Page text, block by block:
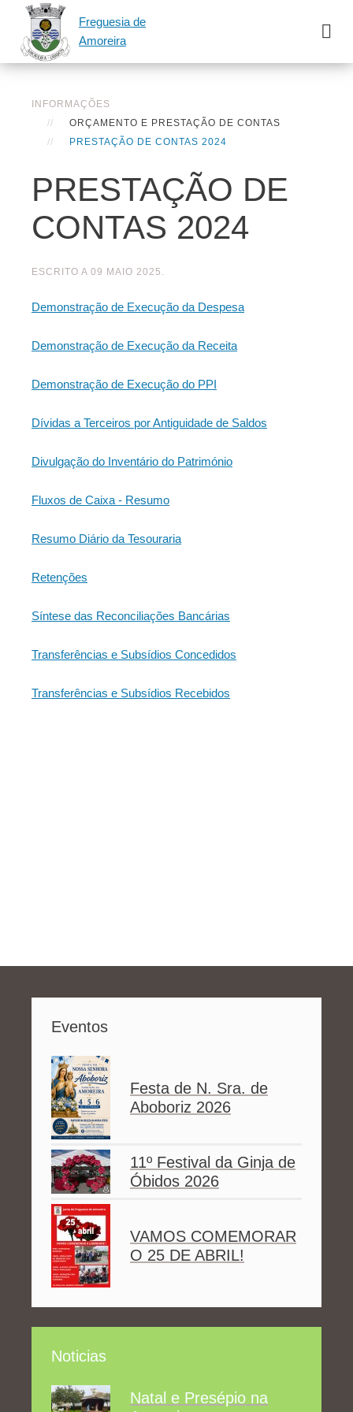
Freguesia de
Amoreira
INFORMAÇÕES
ORÇAMENTO E PRESTAÇÃO DE CONTAS
PRESTAÇÃO DE CONTAS 2024
PRESTAÇÃO DE
CONTAS 2024
ESCRITO A 09 MAIO 2025 .
Demonstração de Execução da Despesa
Demonstração de Execução da Receita
Demonstração de Execução do PPI
Dívidas a Terceiros por Antiguidade de Saldos
Divulgação do Inventário do Património
Fluxos de Caixa - Resumo
Resumo Diário da Tesouraria
Retenções
Síntese das Reconciliações Bancárias
Transferências e Subsídios Concedidos
Transferências e Subsídios Recebidos
Eventos
Festa de N. Sra. de
Aboboriz 2026
11º Festival da Ginja de
Óbidos 2026
VAMOS COMEMORAR
O 25 DE ABRIL!
Noticias
Natal e Presépio na